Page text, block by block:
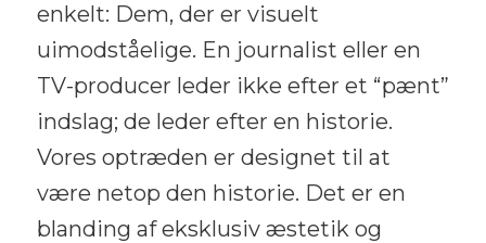
enkelt: Dem, der er visuelt
uimodståelige. En journalist eller en
TV-producer leder ikke efter et “pænt”
indslag; de leder efter en historie.
Vores optræden er designet til at
være netop den historie. Det er en
blanding af eksklusiv æstetik og